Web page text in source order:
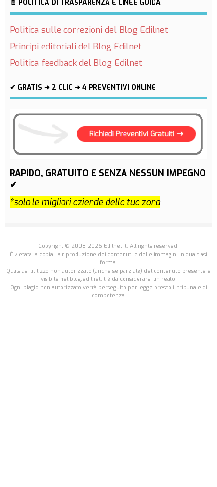
📄 POLITICA DI TRASPARENZA E LINEE GUIDA
Politica sulle correzioni del Blog Edilnet
Principi editoriali del Blog Edilnet
Politica feedback del Blog Edilnet
✔ GRATIS ➜ 2 CLIC ➜ 4 PREVENTIVI ONLINE
RAPIDO, GRATUITO E SENZA NESSUN IMPEGNO
✔
*solo le migliori aziende della tua zona
Copyright © 2008-2026 Edilnet.it. All rights reserved.
É vietata la copia, la riproduzione dei contenuti e delle immagini in qualsiasi
forma.
Qualsiasi utilizzo non autorizzato (anche se parziale) del contenuto presente e
visibile nel blog.edilnet.it è da considerarsi un reato.
Ogni plagio non autorizzato verrà perseguito per legge presso il tribunale di
competenza.